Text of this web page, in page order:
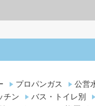
プロパンガス 公営
チン バス・トイレ別